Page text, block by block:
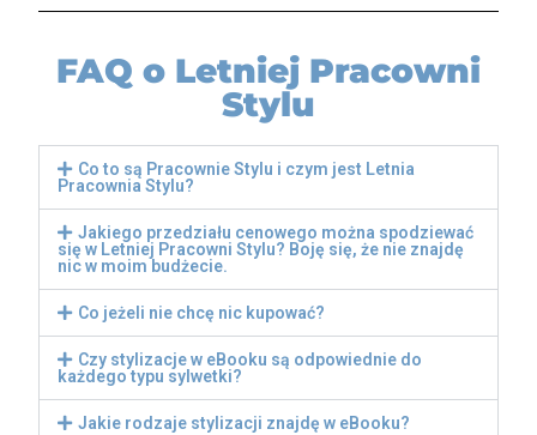
FAQ o Letniej Pracowni
Stylu
Co to są Pracownie Stylu i czym jest Letnia
Pracownia Stylu?
Jakiego przedziału cenowego można spodziewać
się w Letniej Pracowni Stylu? Boję się, że nie znajdę
nic w moim budżecie.
Co jeżeli nie chcę nic kupować?
Czy stylizacje w eBooku są odpowiednie do
każdego typu sylwetki?
Jakie rodzaje stylizacji znajdę w eBooku?